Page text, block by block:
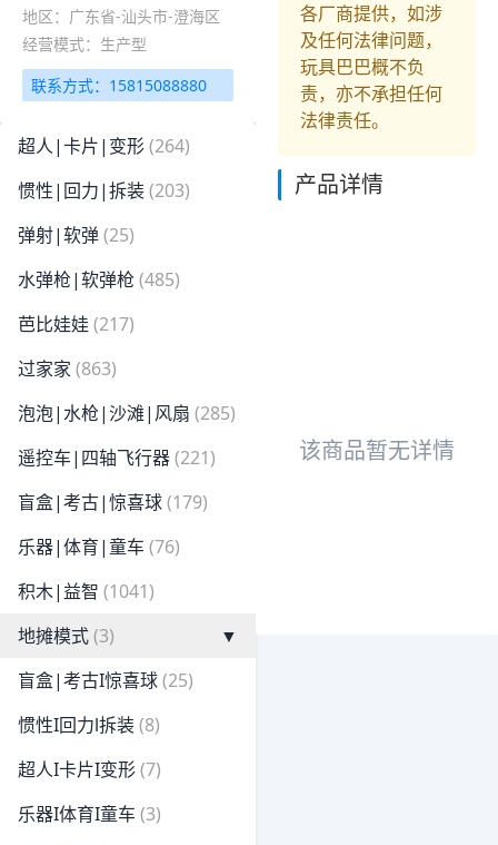
地区：广东省-汕头市-澄海区
经营模式：生产型
联系方式：15815088880
超人|卡片|变形(264)
惯性|回力|拆装(203)
弹射|软弹(25)
水弹枪|软弹枪 (485)
芭比娃娃 (217)
过家家 (863)
泡泡|水枪|沙滩|风扇 (285)
遥控车|四轴飞行器(221)
盲盒|考古|惊喜球(179)
乐器|体育|童车 (76)
积木|益智 (1041)
地摊模式(3)
▼
盲盒|考古I惊喜球(25)
惯性I回力l拆装(8)
超人I卡片I变形(7)
乐器I体育I童车 (3)
各厂商提供，如涉
及任何法律问题，
玩具巴巴概不负
责，亦不承担任何
法律责任。
产品详情
该商品暂无详情